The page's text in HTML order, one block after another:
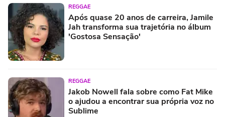
REGGAE
Após quase 20 anos de carreira, Jamile
Jah transforma sua trajetória no álbum
'Gostosa Sensação'
REGGAE
Jakob Nowell fala sobre como Fat Mike
o ajudou a encontrar sua própria voz no
Sublime